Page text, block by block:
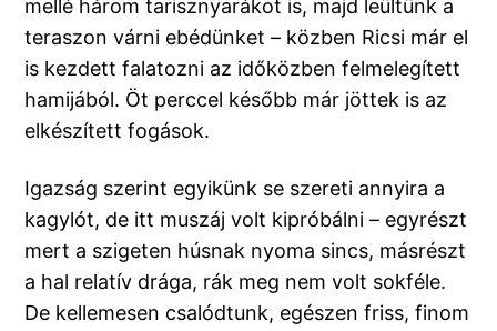
mellé három tarisznyarákot is, majd leültünk a
teraszon várni ebédünket – közben Ricsi már el
is kezdett falatozni az időközben felmelegített
hamijából. Öt perccel később már jöttek is az
elkészített fogások.
Igazság szerint egyikünk se szereti annyira a
kagylót, de itt muszáj volt kipróbálni – egyrészt
mert a szigeten húsnak nyoma sincs, másrészt
a hal relatív drága, rák meg nem volt sokféle.
De kellemesen csalódtunk, egészen friss, finom